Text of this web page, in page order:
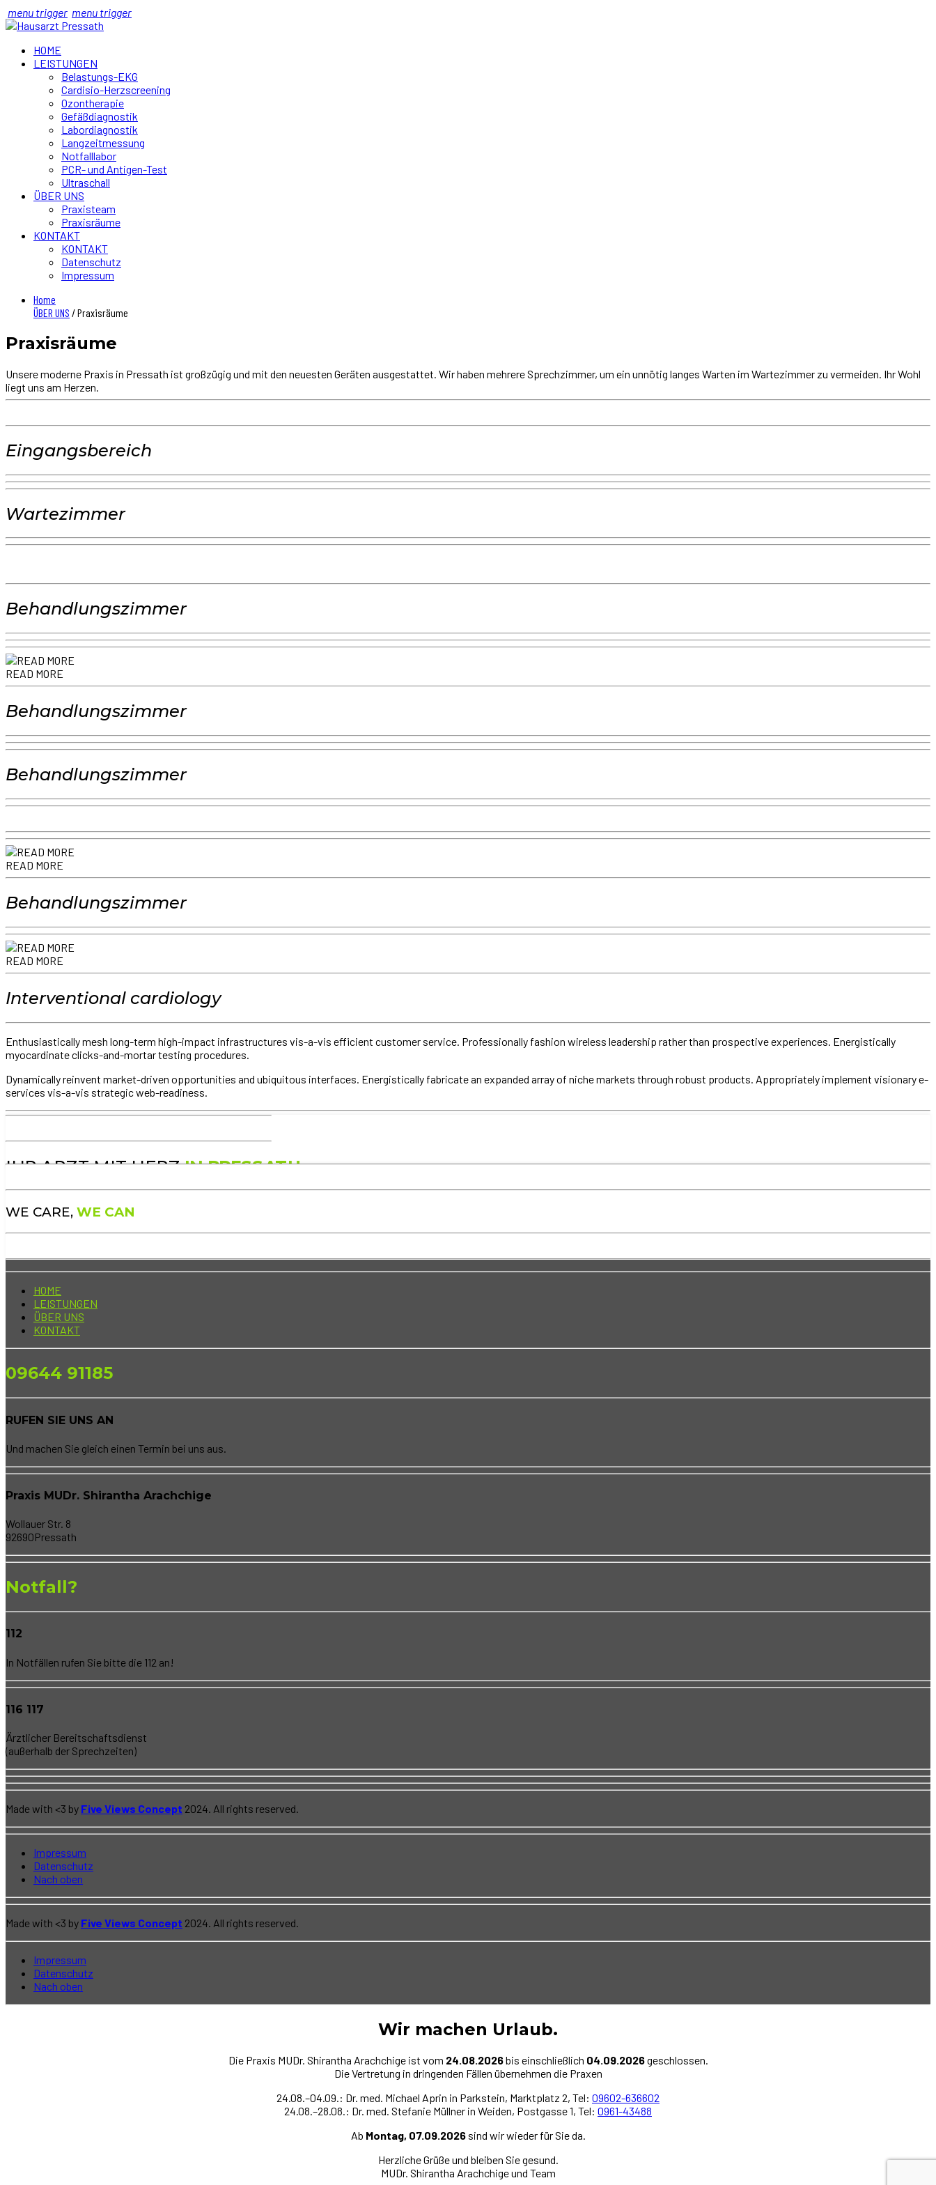
menu trigger menu trigger
HOME
LEISTUNGEN
Belastungs-EKG
Cardisio-Herzscreening
Ozontherapie
Gefäßdiagnostik
Labordiagnostik
Langzeitmessung
Notfalllabor
PCR- und Antigen-Test
Ultraschall
ÜBER UNS
Praxisteam
Praxisräume
KONTAKT
KONTAKT
Datenschutz
Impressum
Home
ÜBER UNS / Praxisräume
Praxisräume
Unsere moderne Praxis in Pressath ist großzügig und mit den neuesten Geräten ausgestattet. Wir haben mehrere Sprechzimmer, um ein unnötig langes Warten im Wartezimmer zu vermeiden. Ihr Wohl
liegt uns am Herzen.
Eingangsbereich
Wartezimmer
Behandlungszimmer
READ MORE
Behandlungszimmer
Behandlungszimmer
READ MORE
Behandlungszimmer
READ MORE
Interventional cardiology
Enthusiastically mesh long-term high-impact infrastructures vis-a-vis efficient customer service. Professionally fashion wireless leadership rather than prospective experiences. Energistically
myocardinate clicks-and-mortar testing procedures.
Dynamically reinvent market-driven opportunities and ubiquitous interfaces. Energistically fabricate an expanded array of niche markets through robust products. Appropriately implement visionary e-
services vis-a-vis strategic web-readiness.
IHR ARZT MIT HERZIN PRESSATH
WE CARE, WE CAN
HOME
LEISTUNGEN
ÜBER UNS
KONTAKT
09644 91185
RUFEN SIE UNS AN
Und machen Sie gleich einen Termin bei uns aus.
Praxis MUDr. Shirantha Arachchige
Wollauer Str. 8
92690Pressath
Notfall?
112
In Notfällen rufen Sie bitte die 112 an!
116 117
Ärztlicher Bereitschaftsdienst
(außerhalb der Sprechzeiten)
Made with <3 by Five Views Concept 2024. All rights reserved.
Impressum
Datenschutz
Nach oben
Made with <3 by Five Views Concept 2024. All rights reserved.
Impressum
Datenschutz
Nach oben
Wir machen Urlaub.
Die Praxis MUDr. Shirantha Arachchige ist vom 24.08.2026bis einschließlich 04.09.2026geschlossen.
Die Vertretung in dringenden Fällen übernehmen die Praxen
24.08.–04.09.: Dr. med. Michael Aprin in Parkstein, Marktplatz 2, Tel: 09602-636602
24.08.–28.08.: Dr. med. Stefanie Müllner in Weiden, Postgasse 1, Tel: 0961-43488
Ab Montag, 07.09.2026sind wir wieder für Sie da.
Herzliche Grüße und bleiben Sie gesund.
MUDr. Shirantha Arachchige und Team